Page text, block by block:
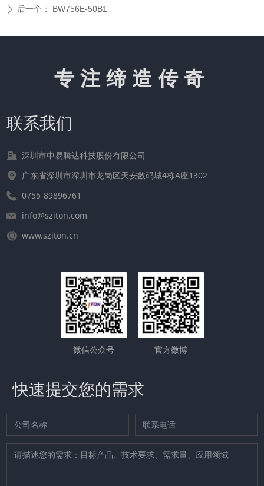
ꄲ 后一个： BW756E-50B1
微信公众号 官方微博
深圳市中易腾达科技股份有限公司
广东省深圳市深圳市龙岗区天安数码城4栋A座1302
0755-89896761
info@sziton.com
www.sziton.cn
联系我们
专注缔造传奇
快速提交您的需求